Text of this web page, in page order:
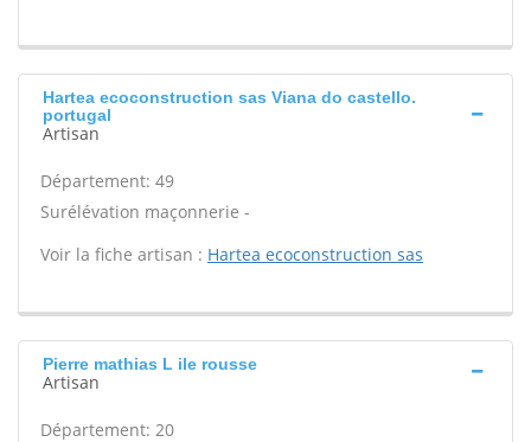
Hartea ecoconstruction sas Viana do castello.
portugal
Artisan
Département: 49
Surélévation maçonnerie -
Voir la fiche artisan : Hartea ecoconstruction sas
Pierre mathias L ile rousse
Artisan
Département: 20